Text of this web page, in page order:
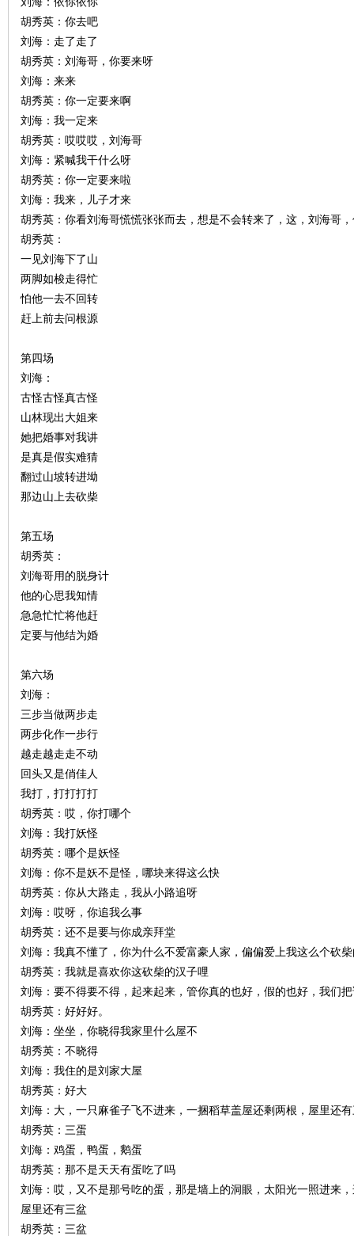
胡秀英：你去吧
刘海：走了走了
胡秀英：刘海哥，你要来呀
刘海：来来
胡秀英：你一定要来啊
刘海：我一定来
胡秀英：哎哎哎，刘海哥
刘海：紧喊我干什么呀
胡秀英：你一定要来啦
刘海：我来，儿子才来
胡秀英：你看刘海哥慌慌张张而去，想是不会转来了，这，刘海哥
胡秀英：
一见刘海下了山
两脚如梭走得忙
怕他一去不回转
赶上前去问根源
第四场
刘海：
古怪古怪真古怪
山林现出大姐来
她把婚事对我讲
是真是假实难猜
翻过山坡转进坳
那边山上去砍柴
第五场
胡秀英：
刘海哥用的脱身计
他的心思我知情
急急忙忙将他赶
定要与他结为婚
第六场
刘海：
三步当做两步走
两步化作一步行
越走越走走不动
回头又是俏佳人
我打，打打打打
胡秀英：哎，你打哪个
刘海：我打妖怪
胡秀英：哪个是妖怪
刘海：你不是妖不是怪，哪块来得这么快
胡秀英：你从大路走，我从小路追呀
刘海：哎呀，你追我么事
胡秀英：还不是要与你成亲拜堂
刘海：我真不懂了，你为什么不爱富豪人家，偏偏爱上我这么个砍
胡秀英：我就是喜欢你这砍柴的汉子哩
刘海：要不得要不得，起来起来，管你真的也好，假的也好，我们
胡秀英：好好好。
刘海：坐坐，你晓得我家里什么屋不
胡秀英：不晓得
刘海：我住的是刘家大屋
胡秀英：好大
刘海：大，一只麻雀子飞不进来，一捆稻草盖屋还剩两根，屋里还
胡秀英：三蛋
刘海：鸡蛋，鸭蛋，鹅蛋
胡秀英：那不是天天有蛋吃了吗
刘海：哎，又不是那号吃的蛋，那是墙上的洞眼，太阳光一照进来
屋里还有三盆
胡秀英：三盆